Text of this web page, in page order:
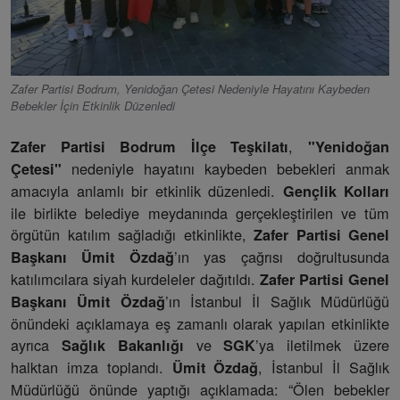
Zafer Partisi Bodrum, Yenidoğan Çetesi Nedeniyle Hayatını Kaybeden
Bebekler İçin Etkinlik Düzenledi
Zafer Partisi Bodrum İlçe Teşkilatı, "Yenidoğan
Çetesi" nedeniyle hayatını kaybeden bebekleri anmak
amacıyla anlamlı bir etkinlik düzenledi. Gençlik Kolları
ile birlikte belediye meydanında gerçekleştirilen ve tüm
örgütün katılım sağladığı etkinlikte, Zafer Partisi Genel
Başkanı Ümit Özdağ’ın yas çağrısı doğrultusunda
katılımcılara siyah kurdeleler dağıtıldı. Zafer Partisi Genel
Başkanı Ümit Özdağ’ın İstanbul İl Sağlık Müdürlüğü
önündeki açıklamaya eş zamanlı olarak yapılan etkinlikte
ayrıca Sağlık Bakanlığı veSGK’ya iletilmek üzere
halktan imza toplandı. Ümit Özdağ, İstanbul İl Sağlık
Müdürlüğü önünde yaptığı açıklamada: “Ölen bebekler